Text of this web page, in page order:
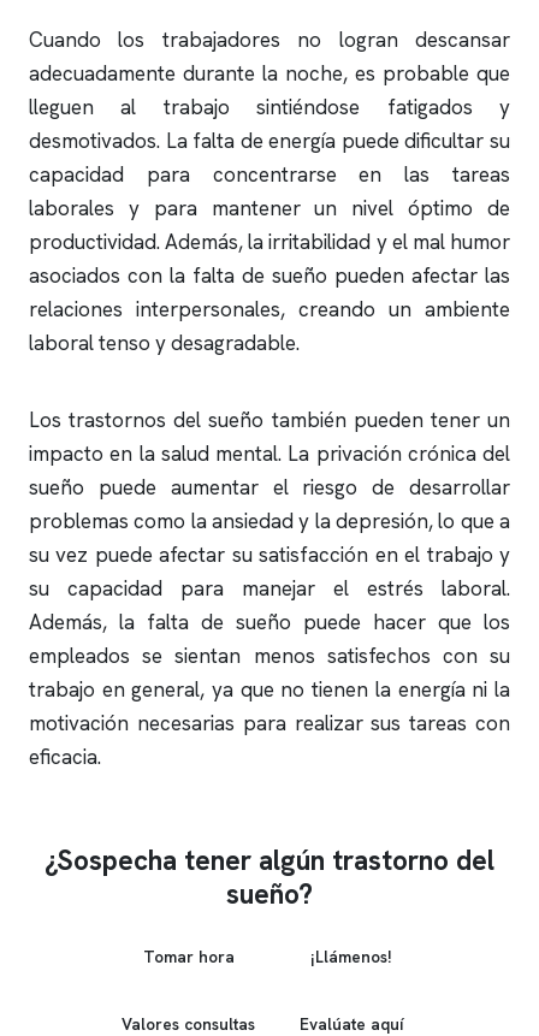
Cuando los trabajadores no logran descansar
adecuadamente durante la noche, es probable que
lleguen al trabajo sintiéndose fatigados y
desmotivados. La falta de energía puede dificultar su
capacidad para concentrarse en las tareas
laborales y para mantener un nivel óptimo de
productividad. Además, la irritabilidad y el mal humor
asociados con la falta de sueño pueden afectar las
relaciones interpersonales, creando un ambiente
laboral tenso y desagradable.
Los trastornos del sueño también pueden tener un
impacto en la salud mental. La privación crónica del
sueño puede aumentar el riesgo de desarrollar
problemas como la ansiedad y la depresión, lo que a
su vez puede afectar su satisfacción en el trabajo y
su capacidad para manejar el estrés laboral.
Además, la falta de sueño puede hacer que los
empleados se sientan menos satisfechos con su
trabajo en general, ya que no tienen la energía ni la
motivación necesarias para realizar sus tareas con
eficacia.
¿Sospecha tener algún trastorno del
sueño?
Tomar hora ¡Llámenos!
Valores consultas Evalúate aquí